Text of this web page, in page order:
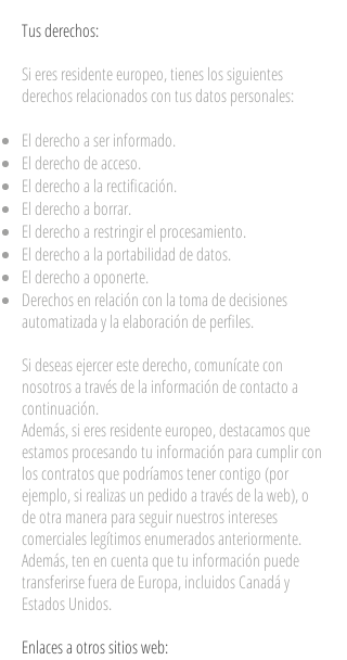
Tus derechos:
Si eres residente europeo, tienes los siguientes
derechos relacionados con tus datos personales:
El derecho a ser informado.
El derecho de acceso.
El derecho a la rectificación.
El derecho a borrar.
El derecho a restringir el procesamiento.
El derecho a la portabilidad de datos.
El derecho a oponerte.
Derechos en relación con la toma de decisiones
automatizada y la elaboración de perfiles.
Si deseas ejercer este derecho, comunícate con
nosotros a través de la información de contacto a
continuación.
Además, si eres residente europeo, destacamos que
estamos procesando tu información para cumplir con
los contratos que podríamos tener contigo (por
ejemplo, si realizas un pedido a través de la web), o
de otra manera para seguir nuestros intereses
comerciales legítimos enumerados anteriormente.
Además, ten en cuenta que tu información puede
transferirse fuera de Europa, incluidos Canadá y
Estados Unidos.
Enlaces a otros sitios web: